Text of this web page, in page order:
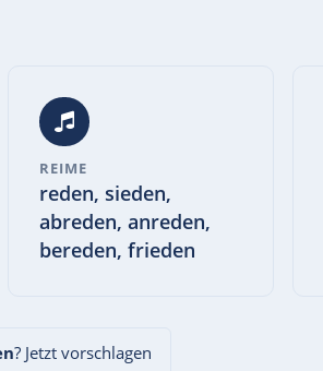
REIME
reden, sieden,
abreden, anreden,
bereden, frieden
? Jetzt vorschlagen